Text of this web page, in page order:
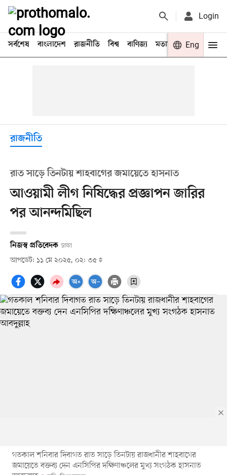
Login
সর্বশেষ বাংলাদেশ রাজনীতি বিশ্ব বাণিজ্য মতামত খেলা
Eng
রাজনীতি
রাত সাড়ে তিনটায় শাহবাগের জমায়েতে হাসনাত
আওয়ামী লীগ নিষিদ্ধের প্রজ্ঞাপন জারির
পর আনন্দমিছিল
নিজস্ব প্রতিবেদক ঢাকা
আপডেট: ১১ মে ২০২৫, ০২: ৩৫
গতকাল শনিবার দিবাগত রাত সাড়ে তিনটায় রাজধানীর শাহবাগের
জমায়েতে বক্তব্য দেন এনসিপির দক্ষিণাঞ্চলের মুখ্য সংগঠক হাসনাত